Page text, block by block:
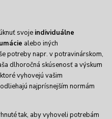
svoje individuálne
alebo iných
potreby napr. v potravinárskom,
dlhoročná skúsenosť a výskum
vyhovejú vašim
najprísnejším normám
tak, aby vyhoveli potrebám